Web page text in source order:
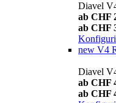
Diavel
ab CHF
ab CHF
new V4
Diavel
ab CHF
ab CHF